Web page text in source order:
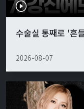
수술실 통째로 '흔
2026-08-07